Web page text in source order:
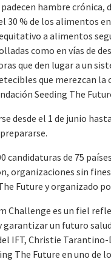
hambre
30 % de los alimentos
a alimentos
como en vías de
que den lugar a un
que merezcan
Seeding The
desde el 1 de junio
candidaturas de 75
organizaciones sin
Future y organizado
Challenge es un fiel
un futuro
IFT, Christie Tarantino-
The Future en uno de